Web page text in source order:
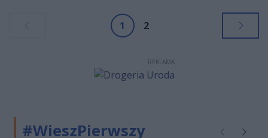
rozważania poprzez metaforę
scenografię oraz... zapachy. Będzie
1 2
REKLAMA
#WieszPierwszy